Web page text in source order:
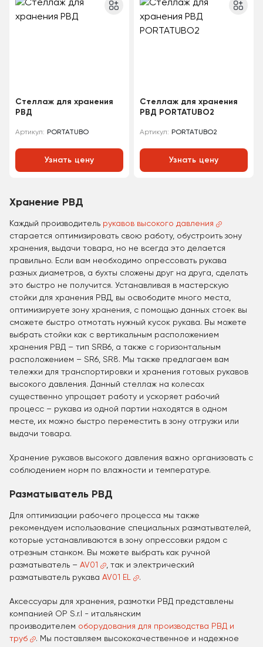
Стеллаж для хранения
РВД
Артикул: PORTATUBO
Узнать цену
Стеллаж для хранения
РВД PORTATUBO2
Артикул: PORTATUBO2
Узнать цену
Хранение РВД
Каждый производитель рукавов высокого давления
старается оптимизировать свою работу, обустроить зону
хранения, выдачи товара, но не всегда это делается
правильно. Если вам необходимо опрессовать рукава
разных диаметров, а бухты сложены друг на друга, сделать
это быстро не получится. Устанавливая в мастерскую
стойки для хранения РВД, вы освободите много места,
оптимизируете зону хранения, с помощью данных стоек вы
сможете быстро отмотать нужный кусок рукава. Вы можете
выбрать стойки как с вертикальным расположением
хранения РВД – тип SRB6, а также с горизонтальным
расположением – SR6, SR8. Мы также предлагаем вам
тележки для транспортировки и хранения готовых рукавов
высокого давления. Данный стеллаж на колесах
существенно упрощает работу и ускоряет рабочий
процесс – рукава из одной партии находятся в одном
месте, их можно быстро переместить в зону отгрузки или
выдачи товара.
Хранение рукавов высокого давления важно организовать с
соблюдением норм по влажности и температуре.
Разматыватель РВД
Для оптимизации рабочего процесса мы также
рекомендуем использование специальных разматывателей,
которые устанавливаются в зону опрессовки рядом с
отрезным станком. Вы можете выбрать как ручной
разматыватель – AV01
, так и электрический
разматыватель рукава AV01 EL .
Аксессуары для хранения, размотки РВД представлены
компанией OP S.r.l - итальянским
производителем оборудования для производства РВД и
труб
. Мы поставляем высококачественное и надежное